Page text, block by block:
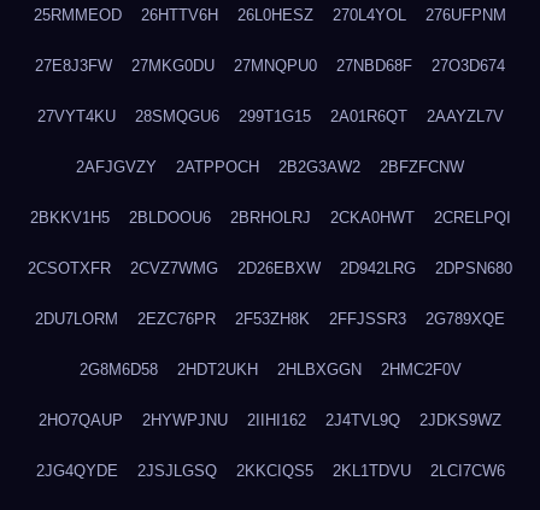
25RMMEOD 26HTTV6H 26L0HESZ 270L4YOL 276UFPNM
27E8J3FW 27MKG0DU 27MNQPU0 27NBD68F 27O3D674
27VYT4KU 28SMQGU6 299T1G15 2A01R6QT 2AAYZL7V
2AFJGVZY 2ATPPOCH 2B2G3AW2 2BFZFCNW
2BKKV1H5 2BLDOOU6 2BRHOLRJ 2CKA0HWT 2CRELPQI
2CSOTXFR 2CVZ7WMG 2D26EBXW 2D942LRG 2DPSN680
2DU7LORM 2EZC76PR 2F53ZH8K 2FFJSSR3 2G789XQE
2G8M6D58 2HDT2UKH 2HLBXGGN 2HMC2F0V
2HO7QAUP 2HYWPJNU 2IIHI162 2J4TVL9Q 2JDKS9WZ
2JG4QYDE 2JSJLGSQ 2KKCIQS5 2KL1TDVU 2LCI7CW6